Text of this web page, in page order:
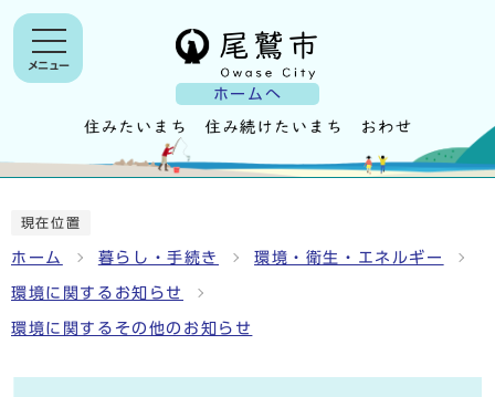
ホームへ
メニュー
現在位置
ホーム 暮らし・手続き 環境・衛生・エネルギー
環境に関するお知らせ
環境に関するその他のお知らせ